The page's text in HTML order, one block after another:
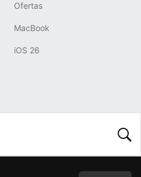
Ofertas
MacBook
iOS 26